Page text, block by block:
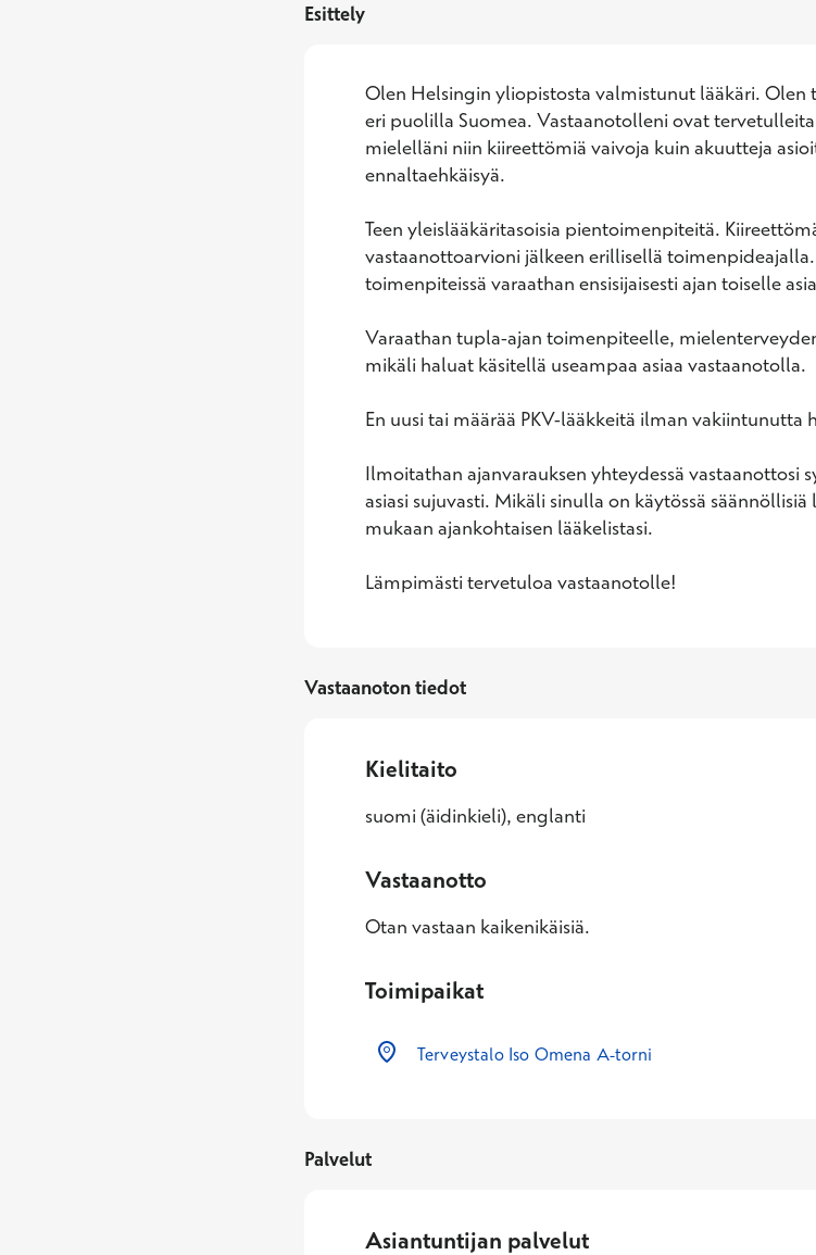
Esittely
Olen Helsingin yliopistosta valmistunut lääkäri. Olen
eri puolilla Suomea. Vastaanotolleni ovat
mielelläni niin kiireettömiä vaivoja kuin akuutteja
ennaltaehkäisyä.
Teen yleislääkäritasoisia pientoimenpiteitä.
vastaanottoarvioni jälkeen erillisellä
toimenpiteissä varaathan ensisijaisesti ajan toiselle
Varaathan tupla-ajan toimenpiteelle,
mikäli haluat käsitellä useampaa asiaa vastaanotolla.
En uusi tai määrää PKV-lääkkeitä ilman vakiintunutta
Ilmoitathan ajanvarauksen yhteydessä vastaanottosi
asiasi sujuvasti. Mikäli sinulla on käytössä
mukaan ajankohtaisen lääkelistasi.
Lämpimästi tervetuloa vastaanotolle!
Vastaanoton tiedot
Kielitaito
suomi (äidinkieli), englanti
Vastaanotto
Otan vastaan kaikenikäisiä.
Toimipaikat
Terveystalo Iso Omena A-torni
Palvelut
Asiantuntijan palvelut